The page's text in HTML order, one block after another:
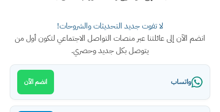
لا تفوت جديد التحديثات والشروحات!
انضم الآن إلى عائلتنا عبر منصات التواصل الاجتماعي لتكون أول من
يتوصل بكل جديد وحصري.
واتساب انضم الآن